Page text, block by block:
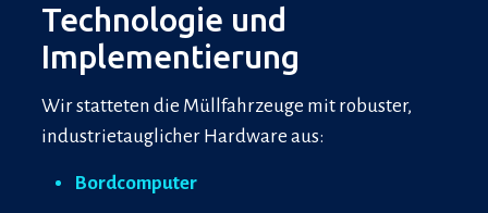
Technologie und
Implementierung
Wir statteten die Müllfahrzeuge mit robuster,
industrietauglicher Hardware aus:
Bordcomputer